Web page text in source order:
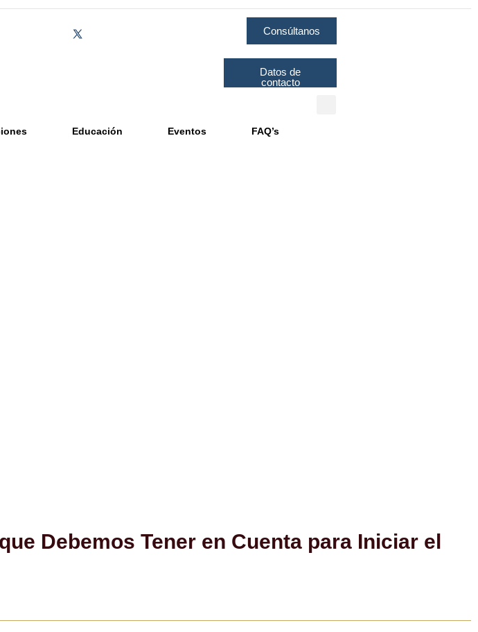
Consúltanos
Datos de
contacto
Educación Eventos FAQ’s
Debemos Tener en Cuenta para Iniciar el